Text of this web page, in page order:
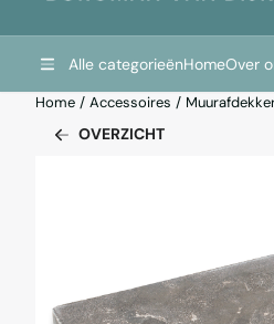
Alle categorieënHomeOver
Home / Accessoires /
OVERZICHT